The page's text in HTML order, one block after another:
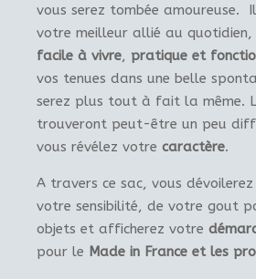
vous serez tombée amoureuse.
votre meilleur allié au quotidien,
facile à vivre, pratique et
vos tenues dans une belle
serez plus tout à fait la même.
trouveront peut-être un peu
vous révélez votre caractère.
A travers ce sac, vous
votre sensibilité, de votre gout
objets et afficherez votre
pour le Made in France et les